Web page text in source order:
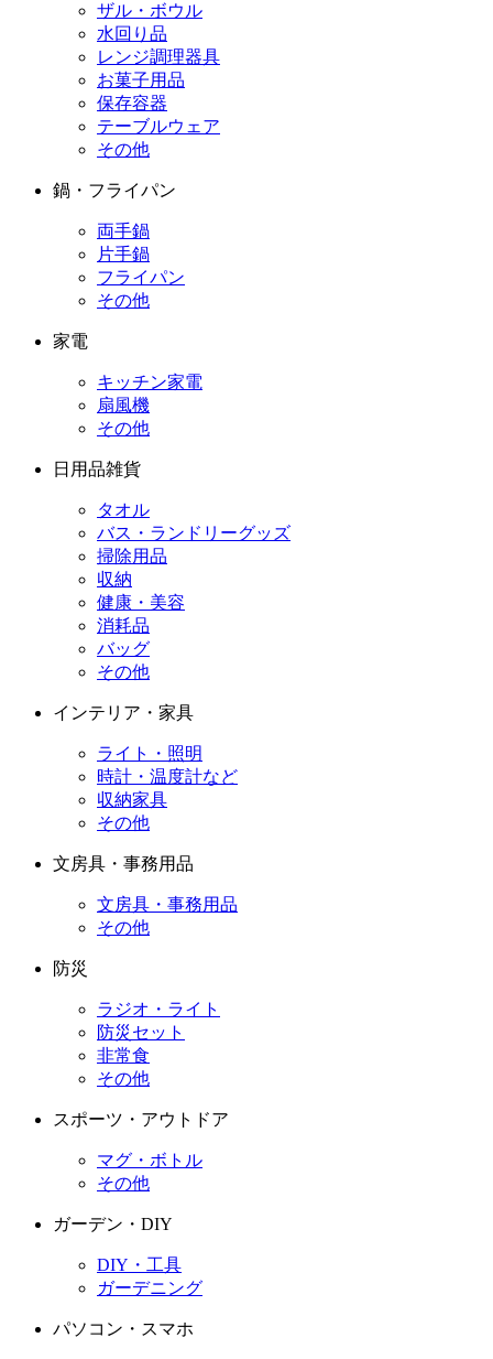
ザル・ボウル
水回り品
レンジ調理器具
お菓子用品
保存容器
テーブルウェア
その他
鍋・フライパン
両手鍋
片手鍋
フライパン
その他
家電
キッチン家電
扇風機
その他
日用品雑貨
タオル
バス・ランドリーグッズ
掃除用品
収納
健康・美容
消耗品
バッグ
その他
インテリア・家具
ライト・照明
時計・温度計など
収納家具
その他
文房具・事務用品
文房具・事務用品
その他
防災
ラジオ・ライト
防災セット
非常食
その他
スポーツ・アウトドア
マグ・ボトル
その他
ガーデン・DIY
DIY・工具
ガーデニング
パソコン・スマホ